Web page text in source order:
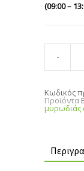
(09:00 –
DS-
Maskol
καλυπτικό
100
ml
quantity
Κωδικός
Προϊόντα
μυρωδιάς